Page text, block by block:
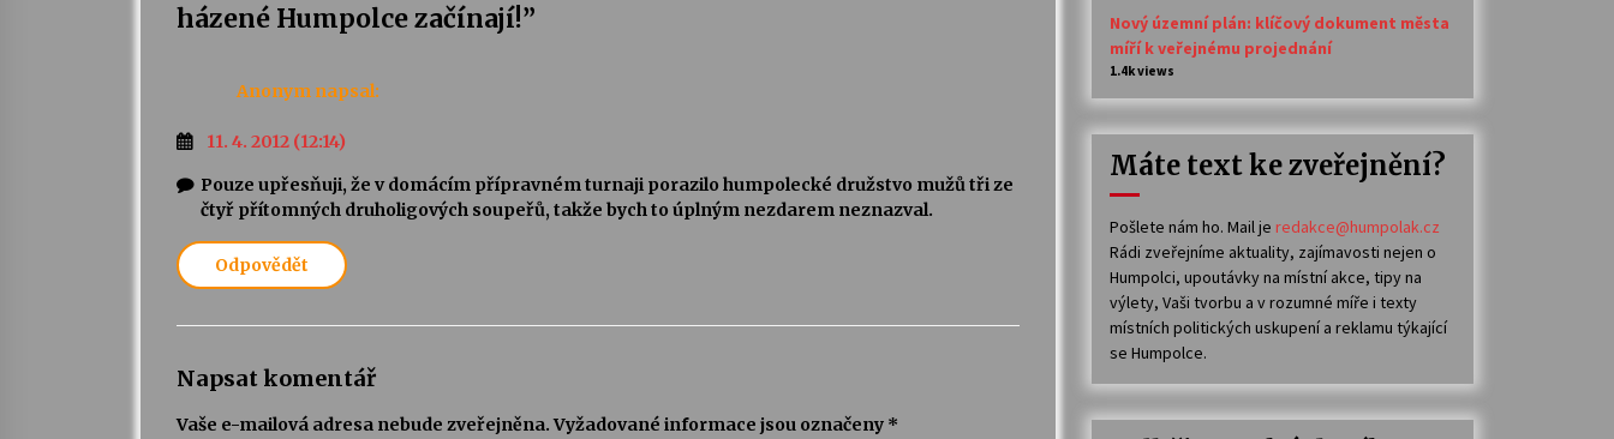
házené Humpolce začínají!”
Anonym napsal:
11. 4. 2012 (12:14)
Pouze upřesňuji, že v domácím přípravném turnaji porazilo humpolecké družstvo mužů tři ze
čtyř přítomných druholigových soupeřů, takže bych to úplným nezdarem neznazval.
Odpovědět
Napsat komentář
Vaše e-mailová adresa nebude zveřejněna. Vyžadované informace jsou označeny *
Nový územní plán: klíčový dokument města
míří k veřejnému projednání
1.4k views
Máte text ke zveřejnění?
Pošlete nám ho. Mail je redakce@humpolak.cz
Rádi zveřejníme aktuality, zajímavosti nejen o
Humpolci, upoutávky na místní akce, tipy na
výlety, Vaši tvorbu a v rozumné míře i texty
místních politických uskupení a reklamu týkající
se Humpolce.